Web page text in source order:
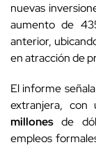
nuevas
aumento de
anterior,
en atracción de
El informe
extranjera,
millones de
empleos